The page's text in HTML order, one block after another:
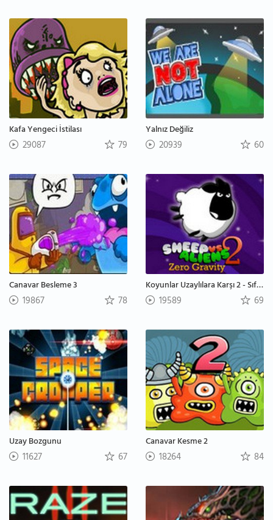
Kafa Yengeci İstilası
29087 79
Yalnız Değiliz
20939 60
Canavar Besleme 3
19867 78
Koyunlar Uzaylılara Karşı 2 - Sıfır Yerçekimi
19589 69
Uzay Bozgunu
11627 67
Canavar Kesme 2
18264 84